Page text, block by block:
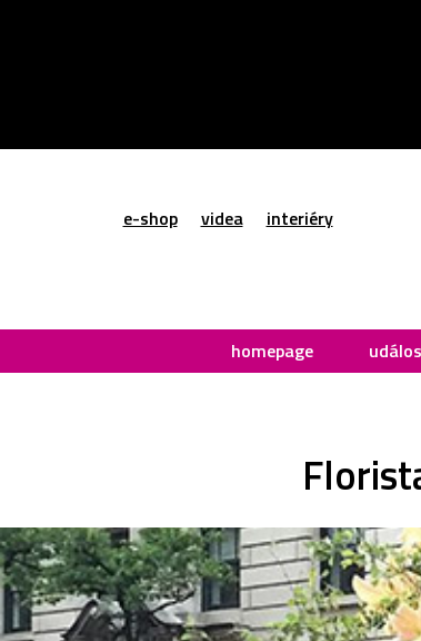
e-shop videa interiéry
homepage